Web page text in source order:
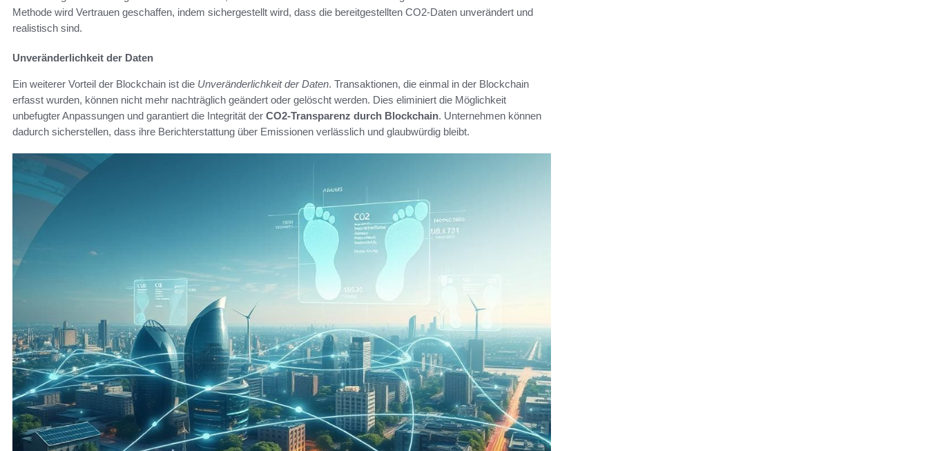
Methode wird Vertrauen geschaffen, indem sichergestellt wird, dass die bereitgestellten CO2-Daten unverändert und
realistisch sind.
Unveränderlichkeit der Daten
Ein weiterer Vorteil der Blockchain ist die Unveränderlichkeit der Daten. Transaktionen, die einmal in der Blockchain
erfasst wurden, können nicht mehr nachträglich geändert oder gelöscht werden. Dies eliminiert die Möglichkeit
unbefugter Anpassungen und garantiert die Integrität der CO2-Transparenz durch Blockchain. Unternehmen können
dadurch sicherstellen, dass ihre Berichterstattung über Emissionen verlässlich und glaubwürdig bleibt.